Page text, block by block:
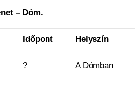
– Dóm.
Időpont Helyszín
? A Dómban